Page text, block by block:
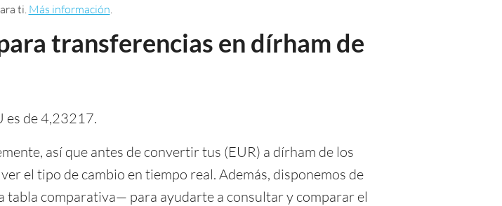
ti.Más información.
transferencias en dírham de
es de 4,23217.
así que antes de convertir tus (EUR) a dírham de los
el tipo de cambio en tiempo real. Además, disponemos de
comparativa— para ayudarte a consultar y comparar el